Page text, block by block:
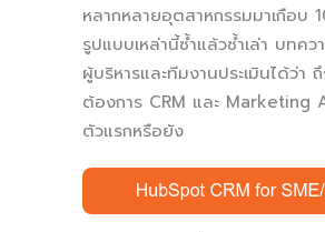
หลากหลายอุตสาหกรรมมาเกือบ
รูปแบบเหล่านี้ซ้ำแล้วซ้ำเล่า บทคว
ผู้บริหารและทีมงานประเมินได้ว่า
ต้องการ CRM และ Marketing
ตัวแรกหรือยัง